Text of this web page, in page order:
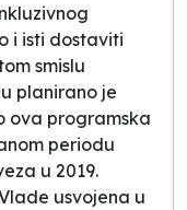
i isti dostaviti
smislu
planirano je
ova programska
periodu
u 2019.
usvojena u